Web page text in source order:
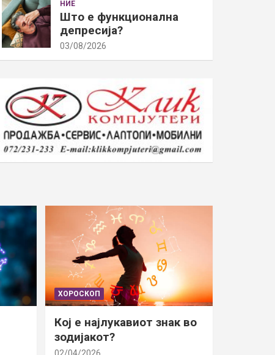
НИЕ
Што е функционална
депресија?
03/08/2026
ХОРОСКОП
Кој е најлукавиот знак во
зодијакот?